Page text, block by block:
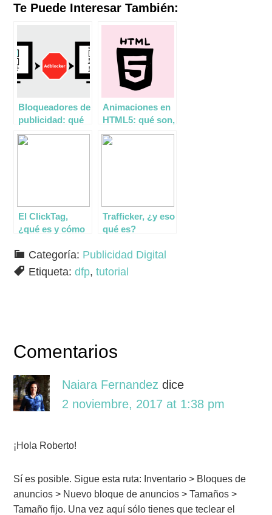
Te Puede Interesar También:
Bloqueadores de
publicidad: qué
son y cómo
funcionan
Animaciones en
HTML5: qué son,
cómo las creo y
cómo las incluyo
El ClickTag,
¿qué es y cómo
Trafficker, ¿y eso
qué es?
Categoría: Publicidad Digital
Etiqueta:dfp,tutorial
Comentarios
Naiara Fernandez dice
2 noviembre, 2017 at 1:38 pm
¡Hola Roberto!
Sí es posible. Sigue esta ruta: Inventario > Bloques de
anuncios > Nuevo bloque de anuncios > Tamaños >
Tamaño fijo. Una vez aquí sólo tienes que teclear el